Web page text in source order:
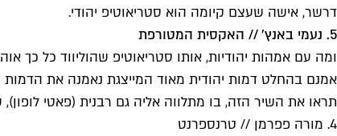
דרשר, אישה שעצם קיומה הוא סטריאוטיפ יהודי.
5. נעמי באנץ' // האקסית המטורפת
ומה עם אמהות יהודיות, אותו סטריאוטיפ שהוליווד כל
תראו את השיר הזה, בו מתלווה אליה גם רבנית (פאטי
4. מורה פפרמן // טרנספרנט